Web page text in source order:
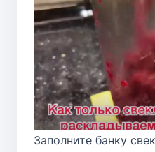
Заполните банку